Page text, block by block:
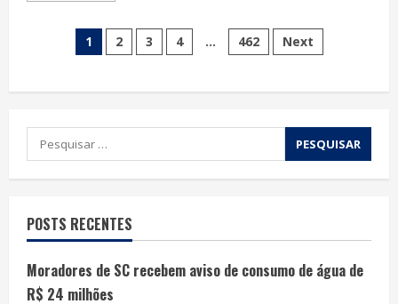
1 2 3 4 … 462 Next
POSTS RECENTES
Moradores de SC recebem aviso de consumo de água de
R$ 24 milhões